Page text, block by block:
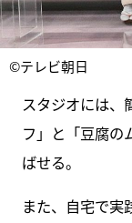
©テレビ朝日
スタジオには、
フ」と「豆腐の
ばせる。
また、自宅で実